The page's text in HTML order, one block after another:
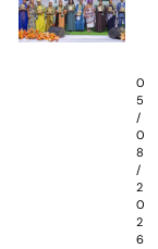
0
5
/
0
8
/
2
0
2
6